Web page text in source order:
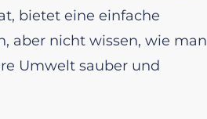
bietet eine einfache
aber nicht wissen, wie man
Umwelt sauber und